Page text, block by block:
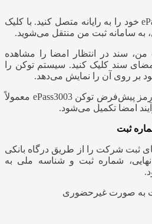
در این مرحله، توکن ePass3003 خود را به رایانه متصل کنید. با کلیک
به سامانه ثبت من منتقل می‌شوید.
سند در انتظار امضا را مشاهده
سند کلیک کنید. سیستم توکن را
بر روی آن را نمایش می‌دهد.
رمز توکن خود را وارد کنید (رمز پیش‌فرض توکن ePass3003 معمولاً
ثبت
ثبت شرکت را از طریق درگاه بانکی
نهایی، شماره ثبت و شناسه ملی به